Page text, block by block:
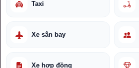
Taxi
Xe sân bay
Xe hợp đồng